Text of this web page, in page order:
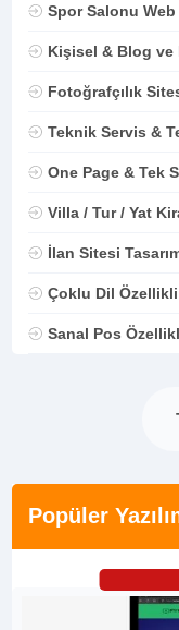
Spor Salonu
Kişisel & Blog ve
Fotoğrafçılık
Teknik Servis &
One Page & Tek
Villa / Tur / Yat
İlan Sitesi
Çoklu Dil
Sanal Pos
Popüler